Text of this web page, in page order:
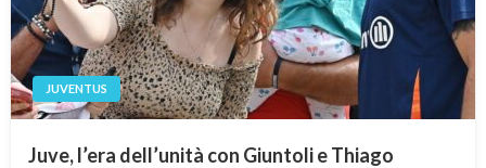
JUVENTUS
Juve, l’era dell’unità con Giuntoli e Thiago